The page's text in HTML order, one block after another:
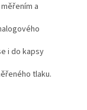
a
i do kapsy
tlaku.